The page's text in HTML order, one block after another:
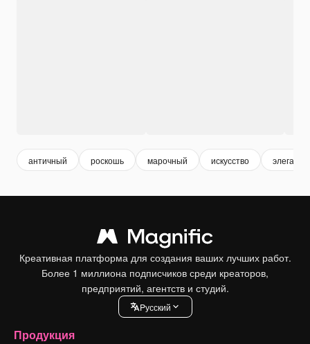
античный роскошь марочный искусство
Креативная платформа для создания ваших лучших работ.
Более 1 миллиона подписчиков среди креаторов,
предприятий, агентств и студий.
Pусский
Продукция